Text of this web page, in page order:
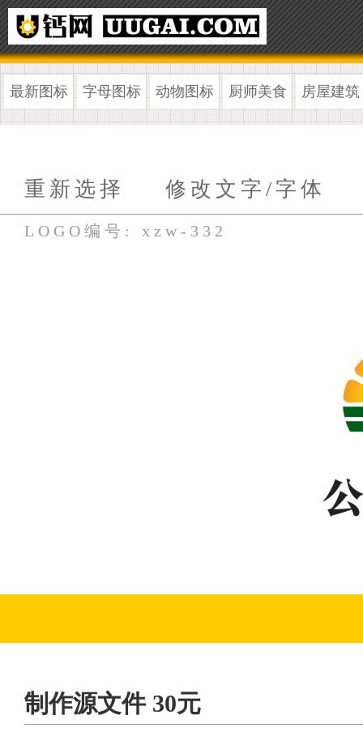
最新图标 字母图标 动物图标 厨师美食 房屋建筑
重新选择 修改文字/字体
LOGO编号: xzw-332
制作源文件 30元